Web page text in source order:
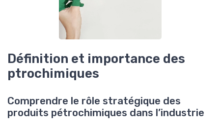
Définition et importance des
ptrochimiques
Comprendre le rôle stratégique des
produits pétrochimiques dans l’industrie